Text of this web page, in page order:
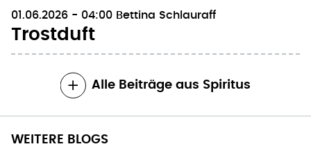
01.06.2026 - 04:00 Bettina Schlauraff
Trostduft
Alle Beiträge aus Spiritus
WEITERE BLOGS